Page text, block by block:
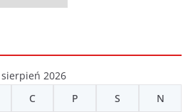
sierpień 2026
C P S N